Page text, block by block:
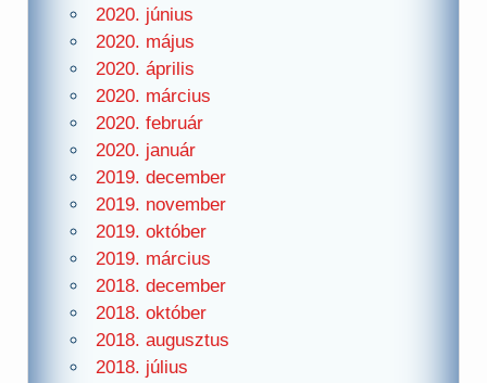
2020. június
2020. május
2020. április
2020. március
2020. február
2020. január
2019. december
2019. november
2019. október
2019. március
2018. december
2018. október
2018. augusztus
2018. július